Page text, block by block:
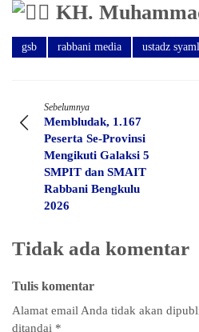
KH.
gsb rabbani media ustadz
Sebelumnya
Membludak, 1.167
Peserta Se-Provinsi
Mengikuti Galaksi 5
SMPIT dan SMAIT
Rabbani Bengkulu
2026
Tidak ada komentar
Tulis komentar
Alamat email Anda tidak akan
ditandai *